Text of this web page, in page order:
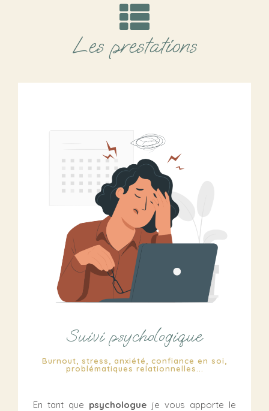
Les prestations
Suivi psychologique
Burnout, stress, anxiété, confiance en soi,
problématiques relationnelles...
En tant que psychologue je vous apporte le